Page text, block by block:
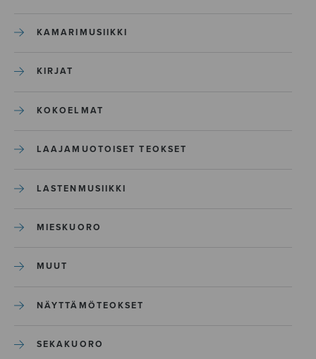
KAMARIMUSIIKKI
KIRJAT
KOKOELMAT
LAAJAMUOTOISET TEOKSET
LASTENMUSIIKKI
MIESKUORO
MUUT
NÄYTTÄMÖTEOKSET
SEKAKUORO